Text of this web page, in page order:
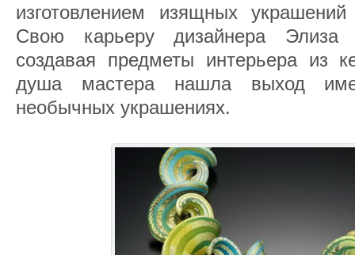
изготовлением изящных
Свою карьеру дизайнера Элиза
создавая предметы интерьера из
душа мастера нашла выход
необычных украшениях.